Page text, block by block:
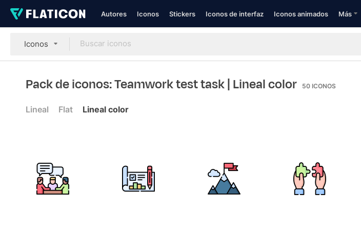
Autores Iconos Stickers Iconos de interfaz Iconos animados Más
Iconos
Pack de iconos: Teamwork test task| Lineal color 50 ICONOS
Lineal Flat Lineal color